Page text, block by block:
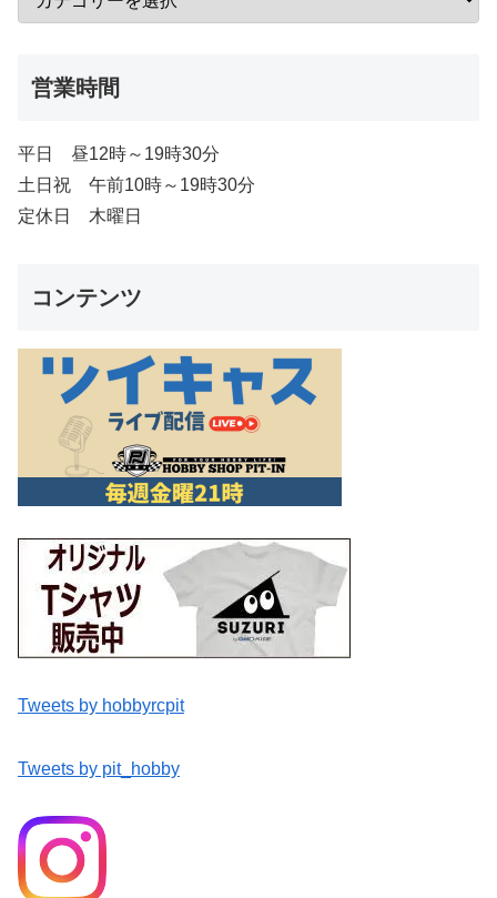
営業時間
平日 昼12時～19時30分
土日祝 午前10時～19時30分
定休日 木曜日
コンテンツ
Tweets by hobbyrcpit
Tweets by pit_hobby